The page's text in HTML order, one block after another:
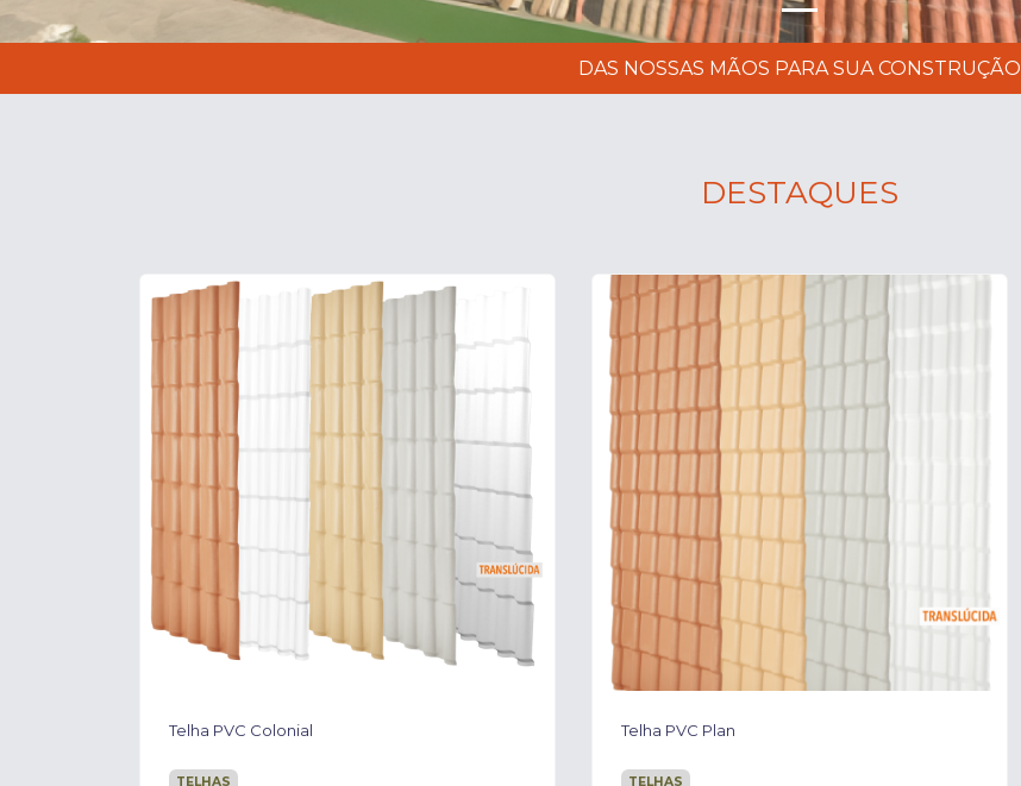
DAS NOSSAS MÃOS PARA SUA CONSTRUÇÃO
DESTAQUES
Madeira Paraju
MADEIRAS
Churrasqueira Pré-Moldada
OUTRO